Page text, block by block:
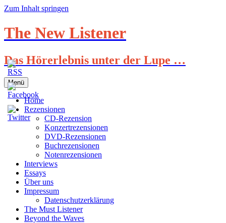
Zum Inhalt springen
The New Listener
Das Hörerlebnis unter der Lupe …
Menü
Home
Rezensionen
CD-Rezension
Konzertrezensionen
DVD-Rezensionen
Buchrezensionen
Notenrezensionen
Interviews
Essays
Über uns
Impressum
Datenschutzerklärung
The Must Listener
Beyond the Waves